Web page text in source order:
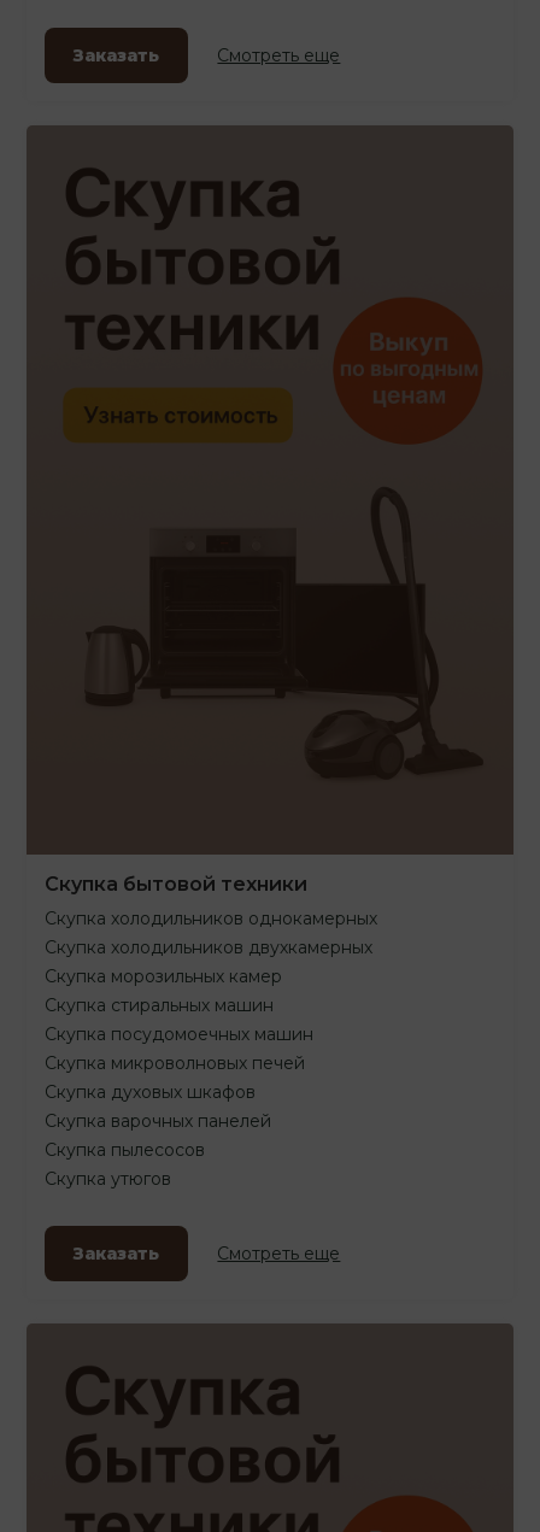
Заказать Смотреть еще
Скупка бытовой техники
Скупка холодильников однокамерных
Скупка холодильников двухкамерных
Скупка морозильных камер
Скупка стиральных машин
Скупка посудомоечных машин
Скупка микроволновых печей
Скупка духовых шкафов
Скупка варочных панелей
Скупка пылесосов
Скупка утюгов
Заказать Смотреть еще